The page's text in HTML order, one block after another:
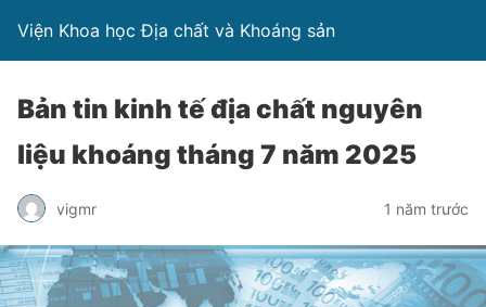
Viện Khoa học Địa chất và Khoáng sản
Bản tin kinh tế địa chất nguyên
liệu khoáng tháng 7 năm 2025
vigmr 1 năm trước